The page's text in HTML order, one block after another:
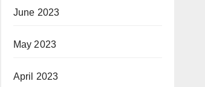
June 2023
May 2023
April 2023